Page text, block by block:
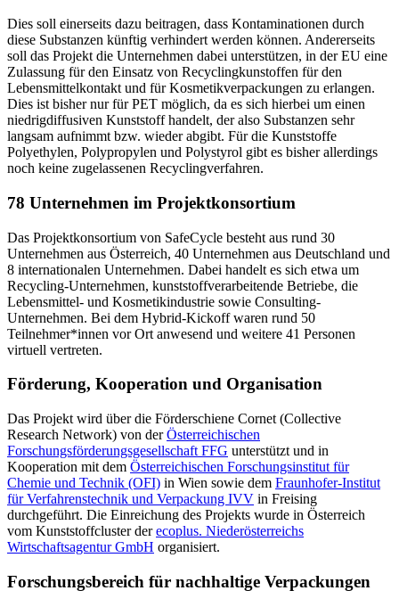
Dies soll einerseits dazu beitragen, dass Kontaminationen durch
diese Substanzen künftig verhindert werden können. Andererseits
soll das Projekt die Unternehmen dabei unterstützen, in der EU eine
Zulassung für den Einsatz von Recyclingkunstoffen für den
Lebensmittelkontakt und für Kosmetikverpackungen zu erlangen.
Dies ist bisher nur für PET möglich, da es sich hierbei um einen
niedrigdiffusiven Kunststoff handelt, der also Substanzen sehr
langsam aufnimmt bzw. wieder abgibt. Für die Kunststoffe
Polyethylen, Polypropylen und Polystyrol gibt es bisher allerdings
noch keine zugelassenen Recyclingverfahren.
78 Unternehmen im Projektkonsortium
Das Projektkonsortium von SafeCycle besteht aus rund 30
Unternehmen aus Österreich, 40 Unternehmen aus Deutschland und
8 internationalen Unternehmen. Dabei handelt es sich etwa um
Recycling-Unternehmen, kunststoffverarbeitende Betriebe, die
Lebensmittel- und Kosmetikindustrie sowie Consulting-
Unternehmen. Bei dem Hybrid-Kickoff waren rund 50
Teilnehmer*innen vor Ort anwesend und weitere 41 Personen
virtuell vertreten.
Förderung, Kooperation und Organisation
Das Projekt wird über die Förderschiene Cornet (Collective
Research Network) von derÖsterreichischen
Forschungsförderungsgesellschaft FFG unterstützt und in
Kooperation mit dem Österreichischen Forschungsinstitut für
Chemie und Technik (OFI) in Wien sowie dem Fraunhofer-Institut
für Verfahrenstechnik und Verpackung IVV in Freising
durchgeführt. Die Einreichung des Projekts wurde in Österreich
vom Kunststoffcluster derecoplus. Niederösterreichs
Wirtschaftsagentur GmbH organisiert.
Forschungsbereich für nachhaltige Verpackungen